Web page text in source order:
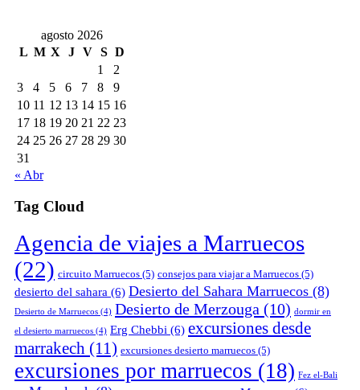
agosto 2026
L M X J V S D
1
2
3
4 5 6 7 8
9
10 11 12 13 14 15 16
17 18 19 20 21 22 23
24 25 26 27 28 29 30
31
« Abr
Tag Cloud
Agencia de viajes a Marruecos
(22) circuito Marruecos (5) consejos para viajar a Marruecos (5)
desierto del sahara (6) Desierto del Sahara Marruecos (8)
Desierto de Marruecos (4) Desierto de Merzouga (10) dormir en
el desierto marruecos (4) Erg Chebbi (6) excursiones desde
marrakech (11) excursiones desierto marruecos (5)
excursiones por marruecos (18) Fez el-Bali